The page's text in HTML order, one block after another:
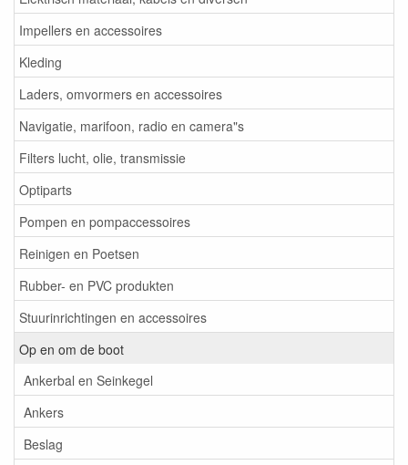
Impellers en accessoires
Kleding
Laders, omvormers en accessoires
Navigatie, marifoon, radio en camera"s
Filters lucht, olie, transmissie
Optiparts
Pompen en pompaccessoires
Reinigen en Poetsen
Rubber- en PVC produkten
Stuurinrichtingen en accessoires
Op en om de boot
Ankerbal en Seinkegel
Ankers
Beslag